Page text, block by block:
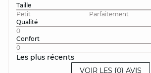
Taille
Petit
Parfaitement
Qualité
0
Confort
0
Les plus récents
VOIR LES {0} AVIS